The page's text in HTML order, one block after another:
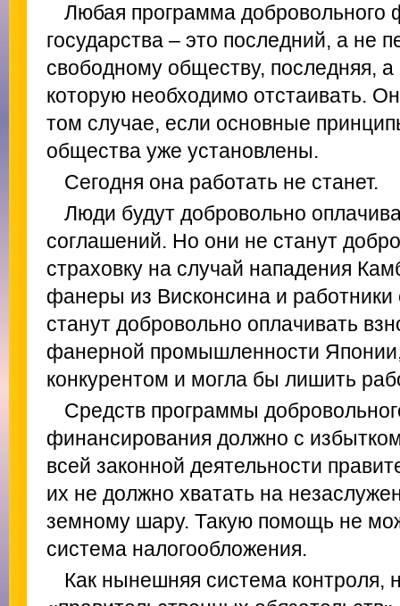
Любая программа добровольного
государства – это последний, а не
свободному обществу, последняя,
которую необходимо отстаивать.
том случае, если основные
общества уже установлены.
Сегодня она работать не станет.
Люди будут добровольно
соглашений. Но они не станут
страховку на случай нападения
фанеры из Висконсина и работники
станут добровольно оплачивать
фанерной промышленности
конкурентом и могла бы лишить
Средств программы
финансирования должно с
всей законной деятельности
их не должно хватать на
земному шару. Такую помощь не
система налогообложения.
Как нынешняя система контроля,